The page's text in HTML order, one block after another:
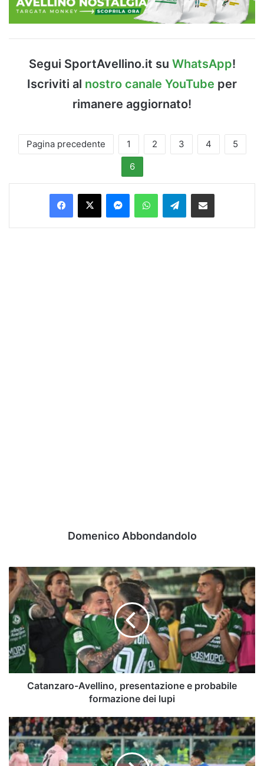
Segui SportAvellino.it su WhatsApp!
Iscriviti al nostro canale YouTube per
rimanere aggiornato!
Pagina precedente 1 2 3 4
5
6
Facebook
X MessengerWhatsAppTelegramCondividi via Email
Domenico Abbondandolo
Catanzaro-
Avellino,
presentazione
e
probabile
formazione
dei
lupi
Catanzaro-Avellino, presentazione e probabile
formazione dei lupi
Serie
B,
chi
vincerà